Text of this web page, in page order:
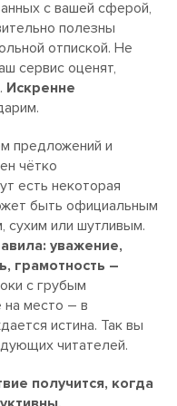
с вашей сферой,
полезны
отпиской. Не
сервис оценят,
Искренне
предложений и
чётко
есть некоторая
быть официальным
сухим или шутливым.
уважение,
грамотность –
с грубым
на место – в
истина. Так вы
читателей.
получится, когда